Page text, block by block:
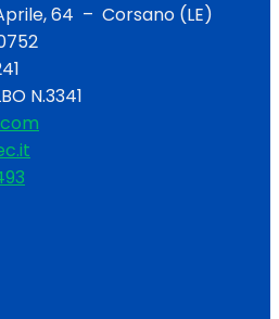
64 – Corsano (LE)
N.3341